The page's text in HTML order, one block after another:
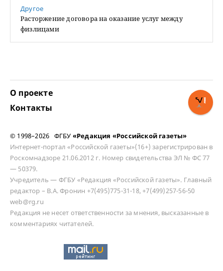
Другое
Расторжение договора на оказание услуг между
физлицами
О проекте
Контакты
© 1998–2026 ФГБУ «Редакция «Российской газеты»
Интернет-портал «Российской газеты»(16+) зарегистрирован в
Роскомнадзоре 21.06.2012 г. Номер свидетельства ЭЛ № ФС 77
— 50379.
Учредитель — ФГБУ «Редакция «Российской газеты». Главный
редактор – В.А. Фронин +7(495)775-31-18, +7(499)257-56-50
web@rg.ru
Редакция не несет ответственности за мнения, высказанные в
комментариях читателей.